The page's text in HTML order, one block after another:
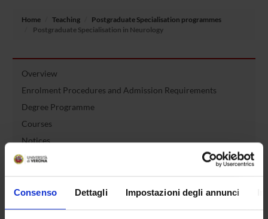
Consenso Dettagli Impostazioni degli annunci
Home Teaching
Postgraduate Specialisation programmes
Postgraduate Specialisation in Neurology
Overview
Enrolment Procedures and Admission Requirements
Degree Programme
Courses
Notices
Governing bodies
Rete formativa
International Students